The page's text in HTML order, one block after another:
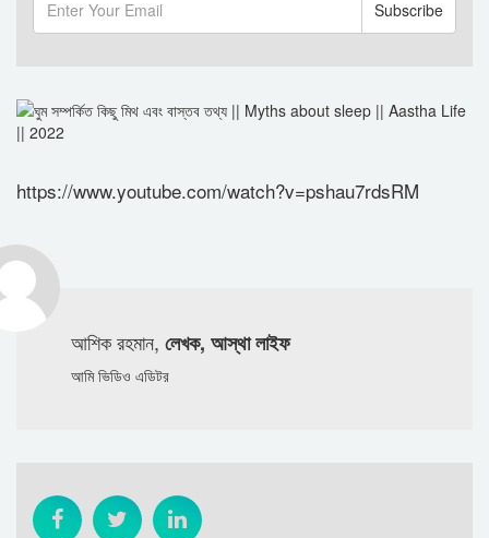
https://www.youtube.com/watch?v=pshau7rdsRM
আশিক রহমান, লেখক, আস্থা লাইফ
আমি ভিডিও এডিটর